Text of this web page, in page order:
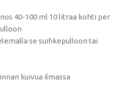
40-100 ml 10 litraa kohti per
se suihkepulloon tai
kuivua ilmassa